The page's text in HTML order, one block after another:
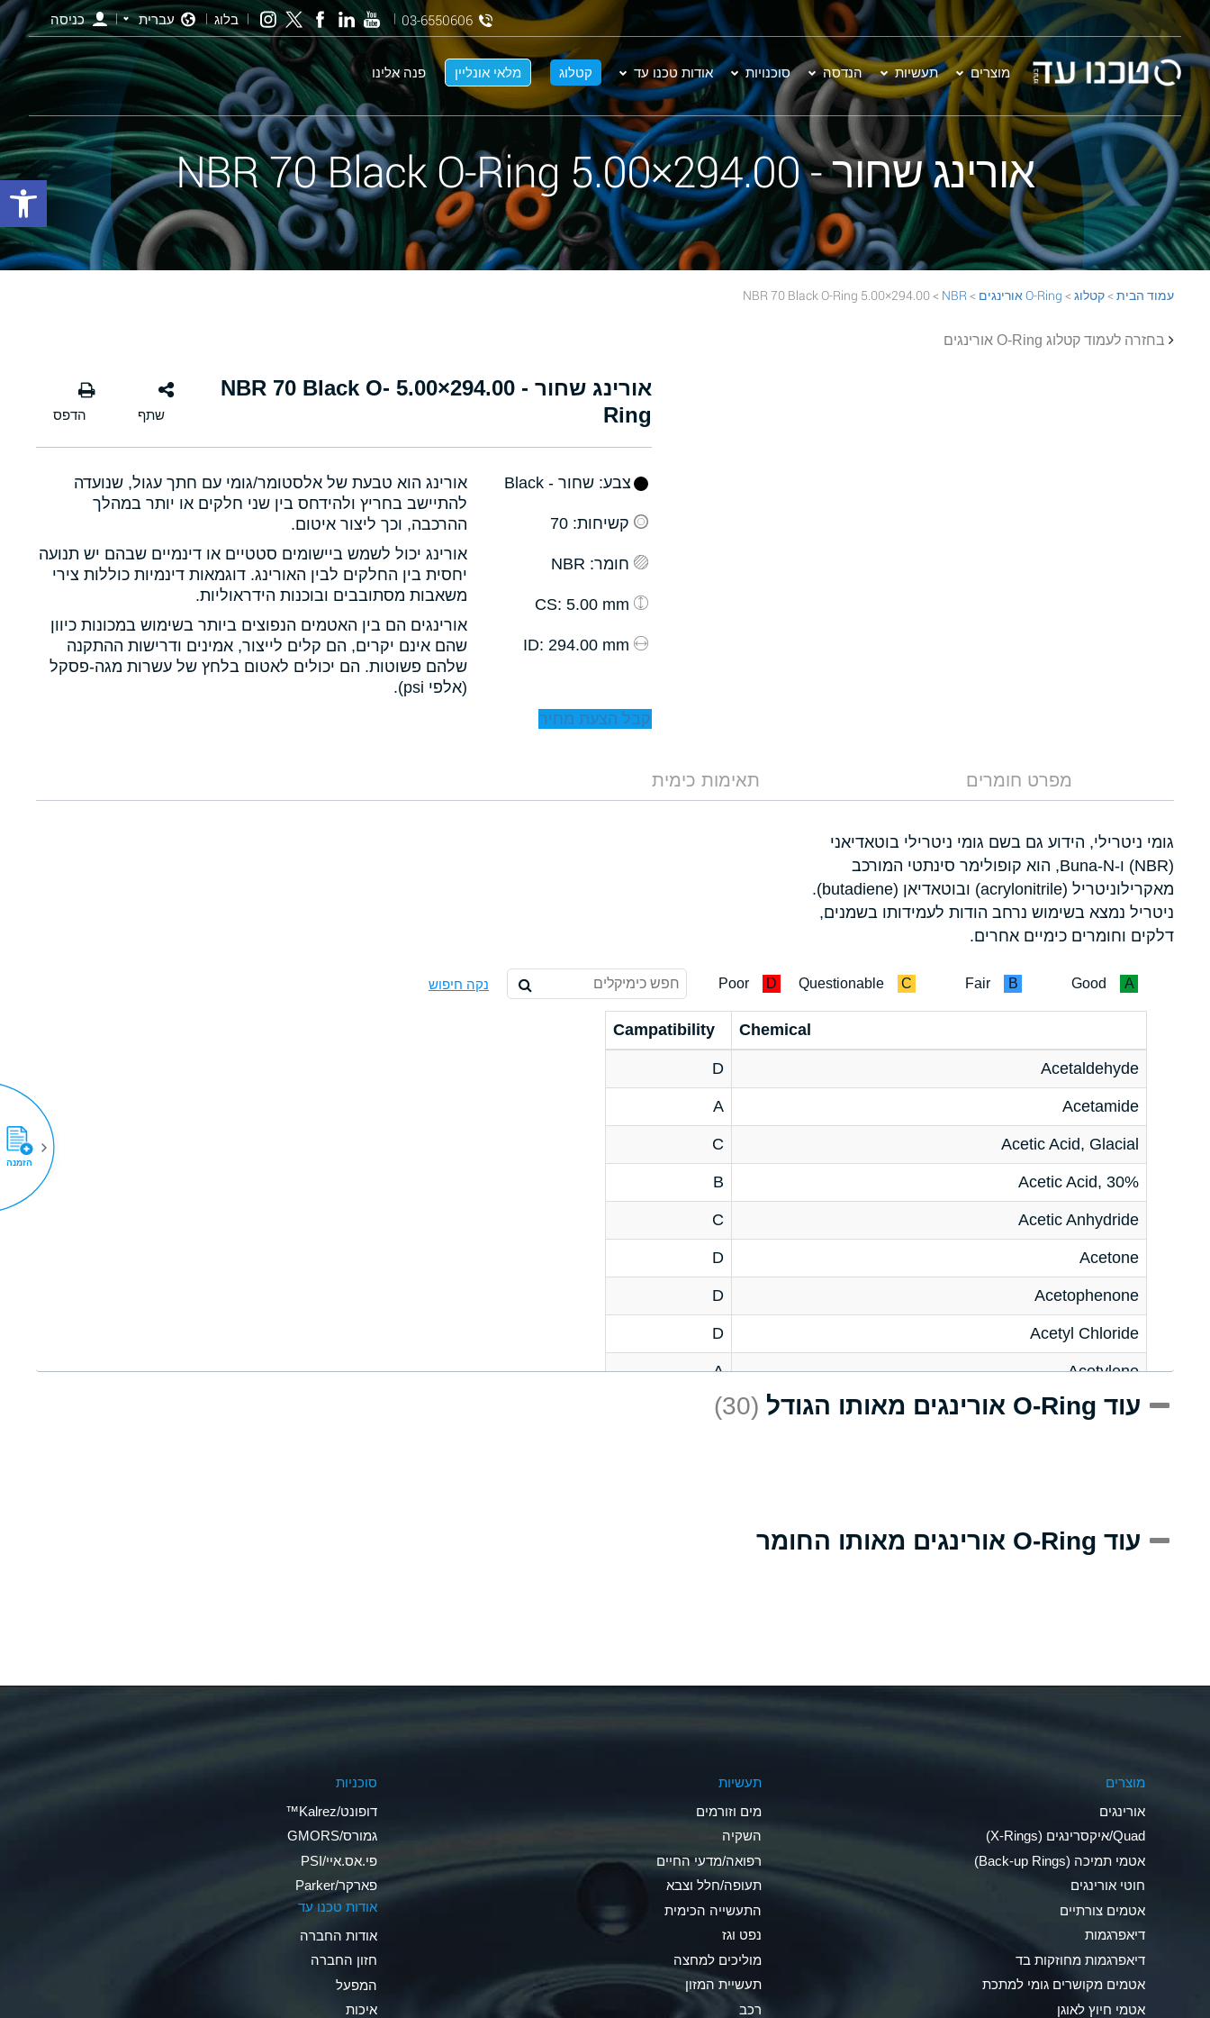
מוצרים תעשיות הנדסה סוכנויות אודות טכנו עד קטלוג מלאי אונליין פנה אלינו
03-6550606 בלוג עברית כניסה
אורינג שחור - 294.00×5.00 NBR 70 Black O-Ring
עמוד הבית >קטלוג > O-Ring אורינגים >
NBR
> 294.00×5.00 NBR 70 Black O-Ring
בחזרה לעמוד קטלוג O-Ring אורינגים
אורינג שחור - 294.00×5.00 NBR 70 Black O-
Ring
אורינג הוא טבעת של אלסטומר/גומי עם חתך עגול, שנועדה
להתיישב בחריץ ולהידחס בין שני חלקים או יותר במהלך
ההרכבה, וכך ליצור איטום.
אורינג יכול לשמש ביישומים סטטיים או דינמיים שבהם יש תנועה
יחסית בין החלקים לבין האורינג. דוגמאות דינמיות כוללות צירי
משאבות מסתובבים ובוכנות הידראוליות.
אורינגים הם בין האטמים הנפוצים ביותר בשימוש במכונות כיוון
שהם אינם יקרים, הם קלים לייצור, אמינים ודרישות ההתקנה
שלהם פשוטות. הם יכולים לאטום בלחץ של עשרות מגה-פסקל
(אלפי psi).
צבע: שחור - Black
קשיחות: 70
חומר: NBR
: 5.00 mm
: 294.00 mm
קבל הצעת מחיר
מפרט חומרים תאימות כימית
גומי ניטרילי, הידוע גם בשם גומי ניטרילי בוטאדיאני
(NBR) ו-Buna-N, הוא קופולימר סינתטי המורכב
מאקרילוניטריל (acrylonitrile) ובוטאדיאן (butadiene).
ניטריל נמצא בשימוש נרחב הודות לעמידותו בשמנים,
דלקים וחומרים כימיים אחרים.
A
Good
B
Fair
C
Questionable
D
Poor נקה חיפוש
Chemical
Campatibility
Acetaldehyde
D
Acetamide
A
Acetic Acid, Glacial
C
Acetic Acid, 30%
B
Acetic Anhydride
C
Acetone
D
Acetophenone
D
Acetyl Chloride
D
Acetylene
A
Acrlylonitrile
D
Aluminum Acetate (Aqueous)
Ammonia Anhydrous
B
Ammonia Gas (hot)
D
Ammonium Carbonate (Aqueous)
Ammonium Chloride (Aqueous)
A
Ammonium Hydroxide (conc.)
D
Ammonium Nitrate (Aqueous)
עוד O-Ring אורינגים מאותו הגודל (30)
עוד O-Ring אורינגים מאותו החומר
מוצרים
אורינגים
Quad/איקסרינגים (X-Rings)
אטמי תמיכה (Back-up Rings)
חוטי אורינגים
אטמים צורתיים
דיאפרגמות
דיאפרגמות מחוזקות בד
אטמים מקושרים גומי למתכת
אטמי חיוץ לאוגן
תעשיות
מים וזורמים
השקיה
רפואה/מדעי החיים
תעופה/חלל וצבא
התעשייה הכימית
נפט וגז
מוליכים למחצה
תעשיית המזון
רכב
סוכניות
דופונט/Kalrez™
גמורס/GMORS
פי.אס.איי/PSI
פארקר/Parker
אודות טכנו עד
אודות החברה
חזון החברה
המפעל
איכות
הזמנה
פתח